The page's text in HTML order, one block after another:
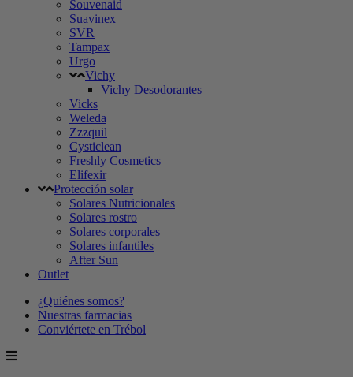
Souvenaid
Suavinex
SVR
Tampax
Urgo
Vichy
Vichy Desodorantes
Vicks
Weleda
Zzzquil
Cysticlean
Freshly Cosmetics
Elifexir
Protección solar
Solares Nutricionales
Solares rostro
Solares corporales
Solares infantiles
After Sun
Outlet
¿Quiénes somos?
Nuestras farmacias
Conviértete en Trébol